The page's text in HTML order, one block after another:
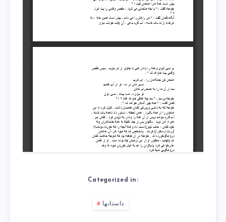
Categorized in:
داستانها